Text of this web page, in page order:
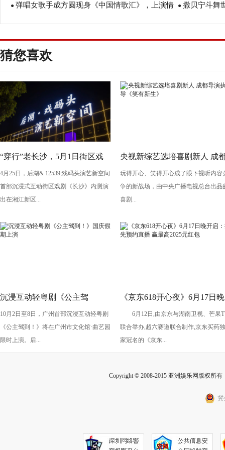
明《绿皮书》的潜台词 来无限可能
● 弹唱女歌手成方圆现身《中国情歌汇》，上演情
歌年代秀
● 撒贝宁斗舞
追星乔丹未
猜您喜欢
“穿行”老长沙，5月1日街区戏
剧《长沙》将亮相“后湖・戏码
头”
4月25日，后湖& 12539;戏码头演艺新空间
首部沉浸式互动街区戏剧《长沙》内测演
出在湘江新区...
央视新综艺选培喜剧新人 成
导演执导《笑有新生》
玩得开心、笑得开心成了眼下视听内容
争的新战场，由中央广播电视总台出品
喜剧...
沉浸互动轻粤剧《公主驾
到！》国庆假期上演
10月2日至8日，广州首部沉浸互动轻粤剧
《公主驾到！》将在广州市文化馆·曲艺园
限时上演。后...
《京东618开心夜》6月17日晚
开启：抢先预约直播 赢最高
2025元红包
6月12日,由京东与湖南卫视、芒果
联合举办,超六赛道联合制作,京东买药独
家冠名的《京东...
Copyright © 2008-2015 亚洲娱乐网版权所
冀